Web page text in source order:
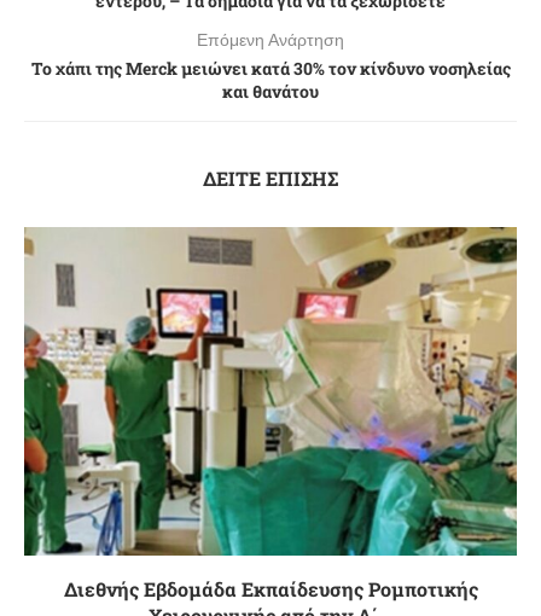
Επόμενη Ανάρτηση
Το χάπι της Merck μειώνει κατά 30% τον κίνδυνο νοσηλείας
και θανάτου
ΔΕΙΤΕ ΕΠΙΣΗΣ
Διεθνής Εβδομάδα Εκπαίδευσης Ρομποτικής